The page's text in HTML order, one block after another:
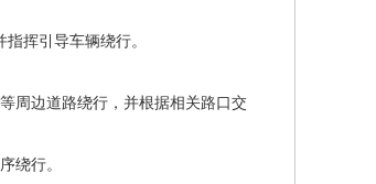
挥引导车辆绕行。
周边道路绕行，并根据相关路口交
绕行。